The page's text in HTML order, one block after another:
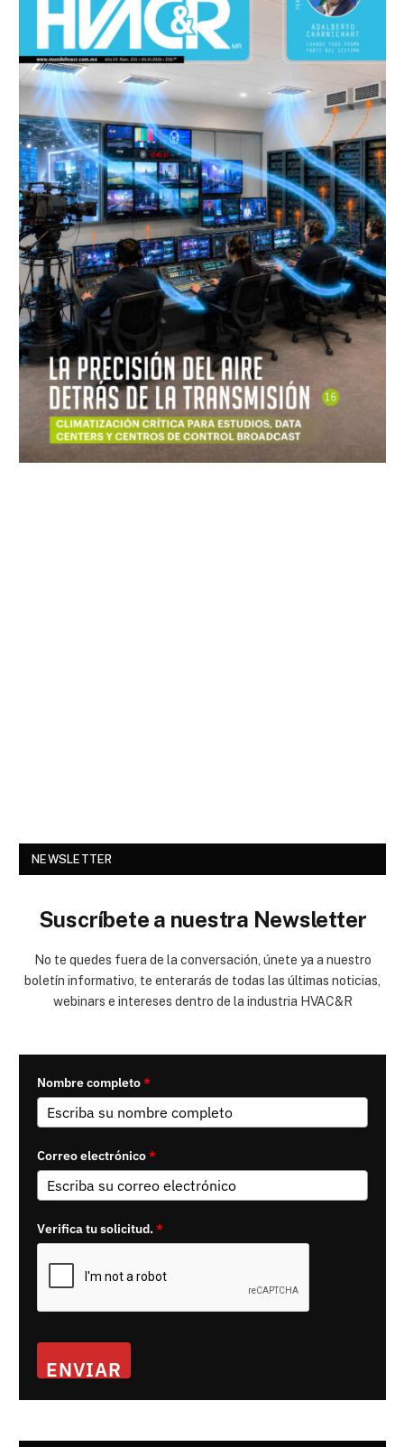
NEWSLETTER
Suscríbete a nuestra Newsletter
No te quedes fuera de la conversación, únete ya a nuestro
boletín informativo, te enterarás de todas las últimas noticias,
webinars e intereses dentro de la industria HVAC&R
Nombre completo*
Correo electrónico*
Verifica tu solicitud.*
ENVIAR